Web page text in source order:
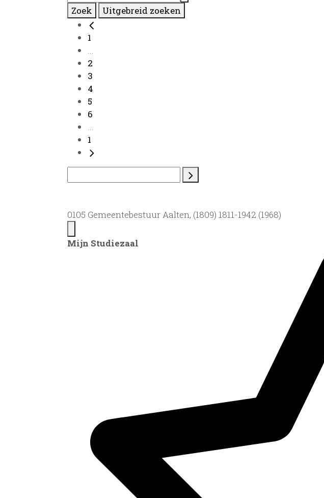
Zoek Uitgebreid zoeken
1
...
2
3
4
5
6
...
1
0105 Gemeentebestuur Aalten, (1809) 1811-1942 (1968)
Mijn Studiezaal